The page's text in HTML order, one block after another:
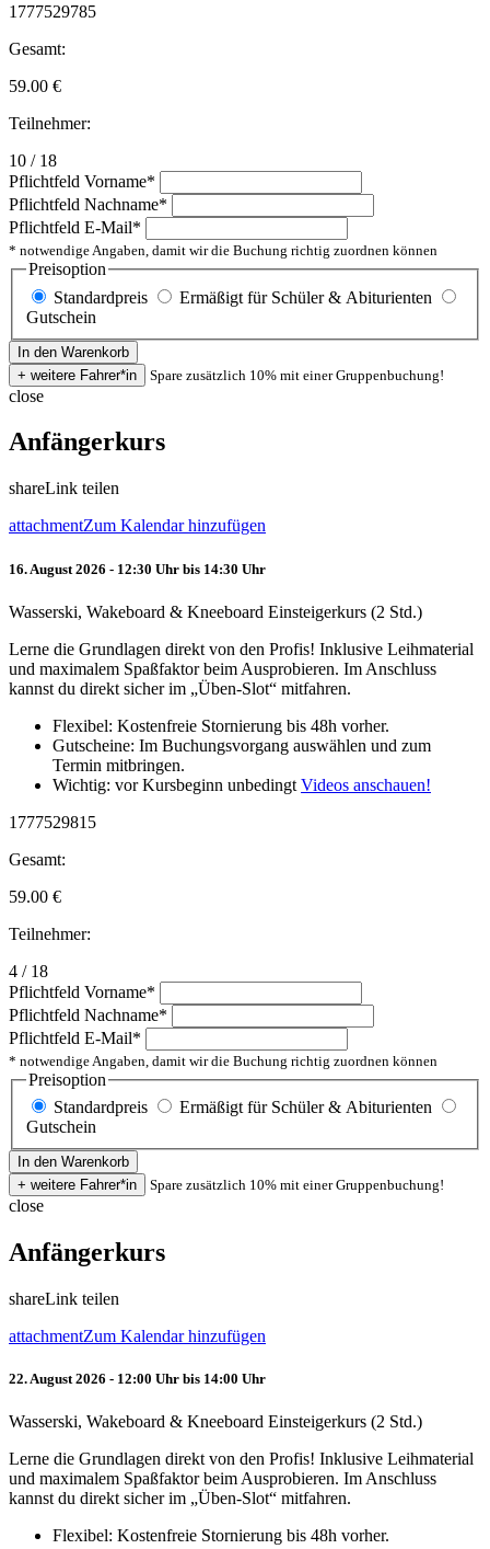
1777529785
Gesamt:
59.00 €
Teilnehmer:
10 / 18
Pflichtfeld Vorname*
Pflichtfeld Nachname*
Pflichtfeld E-Mail*
* notwendige Angaben, damit wir die Buchung richtig zuordnen können
Preisoption
Standardpreis
Ermäßigt für Schüler & Abiturienten
Gutschein
Spare zusätzlich 10% mit einer Gruppenbuchung!
close
Anfängerkurs
shareLink teilen
attachmentZum Kalendar hinzufügen
16. August 2026 - 12:30 Uhr bis 14:30 Uhr
Wasserski, Wakeboard & Kneeboard Einsteigerkurs (2 Std.)
Lerne die Grundlagen direkt von den Profis! Inklusive Leihmaterial
und maximalem Spaßfaktor beim Ausprobieren. Im Anschluss
kannst du direkt sicher im „Üben-Slot“ mitfahren.
Flexibel: Kostenfreie Stornierung bis 48h vorher.
Gutscheine: Im Buchungsvorgang auswählen und zum
Termin mitbringen.
Wichtig: vor Kursbeginn unbedingt Videos anschauen!
1777529815
Gesamt:
59.00 €
Teilnehmer:
4 / 18
Pflichtfeld Vorname*
Pflichtfeld Nachname*
Pflichtfeld E-Mail*
* notwendige Angaben, damit wir die Buchung richtig zuordnen können
Preisoption
Standardpreis
Ermäßigt für Schüler & Abiturienten
Gutschein
Spare zusätzlich 10% mit einer Gruppenbuchung!
close
Anfängerkurs
shareLink teilen
attachmentZum Kalendar hinzufügen
22. August 2026 - 12:00 Uhr bis 14:00 Uhr
Wasserski, Wakeboard & Kneeboard Einsteigerkurs (2 Std.)
Lerne die Grundlagen direkt von den Profis! Inklusive Leihmaterial
und maximalem Spaßfaktor beim Ausprobieren. Im Anschluss
kannst du direkt sicher im „Üben-Slot“ mitfahren.
Flexibel: Kostenfreie Stornierung bis 48h vorher.